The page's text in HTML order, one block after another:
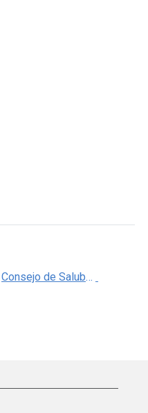
Consejo de Salubridad General (CSG)